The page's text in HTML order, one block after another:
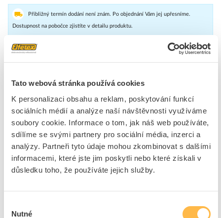
Tato webová stránka používá cookies
K personalizaci obsahu a reklam, poskytování funkcí
sociálních médií a analýze naší návštěvnosti využíváme
soubory cookie. Informace o tom, jak náš web používáte,
sdílíme se svými partnery pro sociální média, inzerci a
analýzy. Partneři tyto údaje mohou zkombinovat s dalšími
informacemi, které jste jim poskytli nebo které získali v
důsledku toho, že používáte jejich služby.
souhlasu
Nutné
Přibližný termín dodání není znám. Po objednání Vám jej upřesníme.
Dostupnost na pobočce zjistíte v detailu produktu.
Zkušební adaptér; Šířka 8,3 mm; Pro zkušební hrot o průměru 4
Zkušební zástrčky, konektory
Typ připojení
Ostatní, jiné
Počet pólů
Barva
Šedá
Rozšiřitelný
Ne